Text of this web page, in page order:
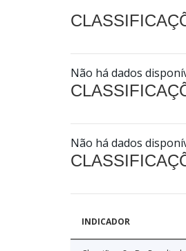
Não há dados
Não há dados
INDICADOR